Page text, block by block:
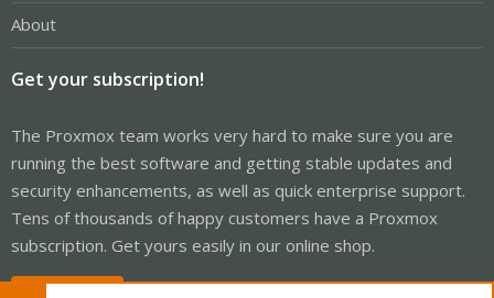
About
Get your subscription!
The Proxmox team works very hard to make sure you are
running the best software and getting stable updates and
security enhancements, as well as quick enterprise support.
Tens of thousands of happy customers have a Proxmox
subscription. Get yours easily in our online shop.